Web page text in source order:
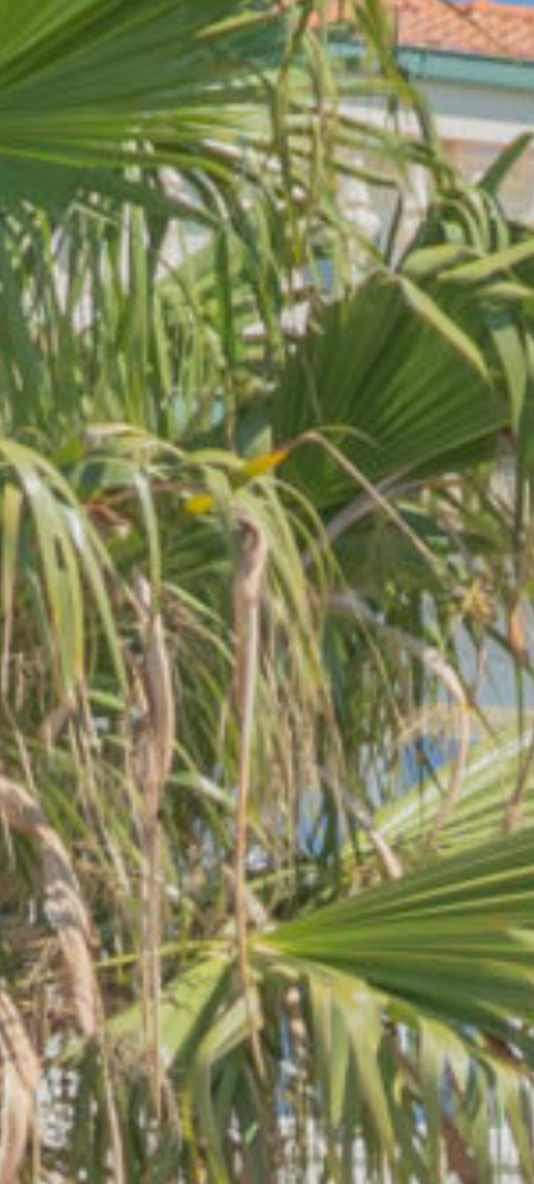
Tipologia Camera Max Ospiti Vista
Matrimoniale Standard Città / Interna
Matrimoniale Vista Mare 2 Mare Frontale/
Tripla Family 3 Mare o Città
Quadrupla Family 4 Mare o Città
L'HG Hotel Il Settebello è
HG Hotel Il Settebello accoglie con piacere gli
Servizi principali e politiche
HG Hotel Il Settebello offre servizi essenziali per
Check-in:Dalle ore 14:00.
Check-out:Entro le ore 10:30.
Accessibilità:Ascensore presente per tutti i piani.
Dove si trova esattamente l'HG
HG Hotel Il Settebello si trova direttamente fronte
Perché l'hotel è la scelta ideale
L'HG Hotel Il Settebello è perfetto per le coppie grazie
È disponibile un parcheggio
Sì, l'HG Hotel Il Settebello dispone di un parcheggio
Quali sono gli orari di check-in
Presso l'HG Hotel Il Settebello il check-in è garantito
Che tipologie di camere sono